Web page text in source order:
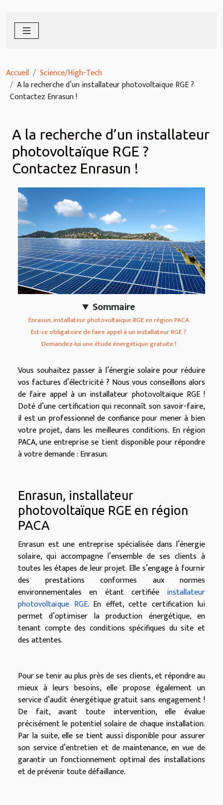
Accueil
Science/High-Tech
A la recherche d’un installateur photovoltaïque RGE ?
Contactez Enrasun !
A la recherche d’un installateur
photovoltaïque RGE ?
Contactez Enrasun !
Sommaire
Enrasun, installateur photovoltaïque RGE en région PACA
Est-ce obligatoire de faire appel à un installateur RGE ?
Demandez-lui une étude énergétique gratuite !
Vous souhaitez passer à l’énergie solaire pour réduire
vos factures d’électricité ? Nous vous conseillons alors
de faire appel à un installateur photovoltaïque RGE !
Doté d’une certification qui reconnaît son savoir-faire,
il est un professionnel de confiance pour mener à bien
votre projet, dans les meilleures conditions. En région
PACA, une entreprise se tient disponible pour répondre
à votre demande : Enrasun.
Enrasun, installateur
photovoltaïque RGE en région
PACA
Enrasun est une entreprise spécialisée dans l’énergie
solaire, qui accompagne l’ensemble de ses clients à
toutes les étapes de leur projet. Elle s’engage à fournir
des prestations conformes aux normes
environnementales en étant certifiée installateur
photovoltaïque RGE. En effet, cette certification lui
permet d’optimiser la production énergétique, en
tenant compte des conditions spécifiques du site et
des attentes.
Pour se tenir au plus près de ses clients, et répondre au
mieux à leurs besoins, elle propose également un
service d’audit énergétique gratuit sans engagement !
De fait, avant toute intervention, elle évalue
précisément le potentiel solaire de chaque installation.
Par la suite, elle se tient aussi disponible pour assurer
son service d’entretien et de maintenance, en vue de
garantir un fonctionnement optimal des installations
et de prévenir toute défaillance.